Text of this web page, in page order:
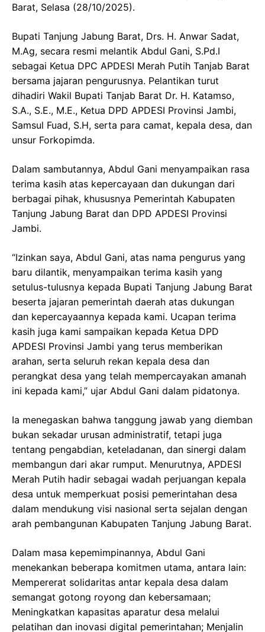
Barat, Selasa (28/10/2025).
Bupati Tanjung Jabung Barat, Drs. H. Anwar Sadat,
M.Ag, secara resmi melantik Abdul Gani, S.Pd.I
sebagai Ketua DPC APDESI Merah Putih Tanjab Barat
bersama jajaran pengurusnya. Pelantikan turut
dihadiri Wakil Bupati Tanjab Barat Dr. H. Katamso,
S.A., S.E., M.E., Ketua DPD APDESI Provinsi Jambi,
Samsul Fuad, S.H, serta para camat, kepala desa, dan
unsur Forkopimda.
Dalam sambutannya, Abdul Gani menyampaikan rasa
terima kasih atas kepercayaan dan dukungan dari
berbagai pihak, khususnya Pemerintah Kabupaten
Tanjung Jabung Barat dan DPD APDESI Provinsi
Jambi.
“Izinkan saya, Abdul Gani, atas nama pengurus yang
baru dilantik, menyampaikan terima kasih yang
setulus-tulusnya kepada Bupati Tanjung Jabung Barat
beserta jajaran pemerintah daerah atas dukungan
dan kepercayaannya kepada kami. Ucapan terima
kasih juga kami sampaikan kepada Ketua DPD
APDESI Provinsi Jambi yang terus memberikan
arahan, serta seluruh rekan kepala desa dan
perangkat desa yang telah mempercayakan amanah
ini kepada kami,” ujar Abdul Gani dalam pidatonya.
Ia menegaskan bahwa tanggung jawab yang diemban
bukan sekadar urusan administratif, tetapi juga
tentang pengabdian, keteladanan, dan sinergi dalam
membangun dari akar rumput. Menurutnya, APDESI
Merah Putih hadir sebagai wadah perjuangan kepala
desa untuk memperkuat posisi pemerintahan desa
dalam mendukung visi nasional serta sejalan dengan
arah pembangunan Kabupaten Tanjung Jabung Barat.
Dalam masa kepemimpinannya, Abdul Gani
menekankan beberapa komitmen utama, antara lain:
Mempererat solidaritas antar kepala desa dalam
semangat gotong royong dan kebersamaan;
Meningkatkan kapasitas aparatur desa melalui
pelatihan dan inovasi digital pemerintahan; Menjalin